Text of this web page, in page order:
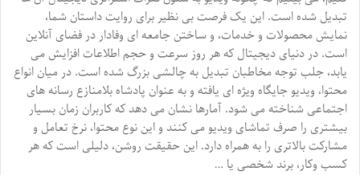
تبدیل شده است. این یک فرصت بی نظیر برای روایت داستان شما،
نمایش محصولات و خدمات، و ساختن جامعه ای وفادار در فضای آنلاین
است. در دنیای دیجیتال که هر روز سرعت و حجم اطلاعات افزایش می
یابد، جلب توجه مخاطبان تبدیل به چالشی بزرگ شده است. در میان انواع
محتوا، ویدیو جایگاه ویژه ای یافته و به عنوان پادشاه بلامنازع رسانه های
اجتماعی شناخته می شود. آمارها نشان می دهد که کاربران زمان بسیار
بیشتری را صرف تماشای ویدیو می کنند و این نوع محتوا، نرخ تعامل و
مشارکت بالاتری را به همراه دارد. این حقیقت روشن، دلیلی است که هر
کسب وکار، برند شخصی یا …